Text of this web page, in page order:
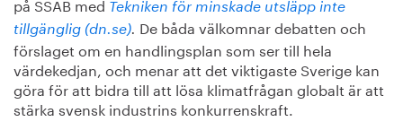
Tekniken för minskade utsläpp inte
tillgänglig (dn.se). De båda välkomnar debatten och
förslaget om en handlingsplan som ser till hela
värdekedjan, och menar att det viktigaste Sverige kan
göra för att bidra till att lösa klimatfrågan globalt är att
stärka svensk industrins konkurrenskraft.